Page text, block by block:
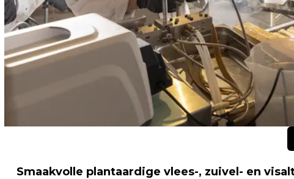
Smaakvolle plantaardige vlees-, zuivel- en